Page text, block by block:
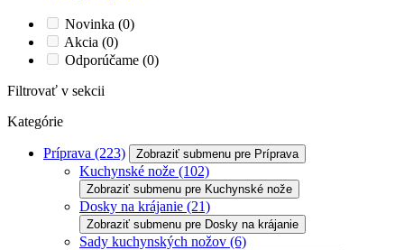
Novinka (0)
Akcia (0)
Odporúčame (0)
Filtrovať v sekcii
Kategórie
Príprava (223) Zobraziť submenu pre Príprava
Kuchynské nože (102)
Zobraziť submenu pre Kuchynské nože
Dosky na krájanie (21)
Zobraziť submenu pre Dosky na krájanie
Sady kuchynských nožov (6)